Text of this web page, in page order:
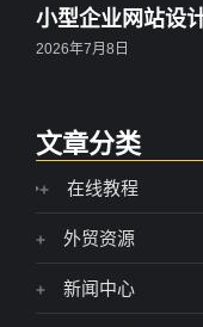
小型企业网站设
2026年7月8日
文章分类
在线教程
外贸资源
新闻中心